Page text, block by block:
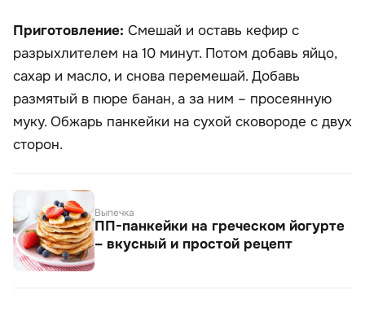
Приготовление: Смешай и оставь кефир с
разрыхлителем на 10 минут. Потом добавь яйцо,
сахар и масло, и снова перемешай. Добавь
размятый в пюре банан, а за ним – просеянную
муку. Обжарь панкейки на сухой сковороде с двух
сторон.
Выпечка
ПП-панкейки на греческом йогурте
– вкусный и простой рецепт